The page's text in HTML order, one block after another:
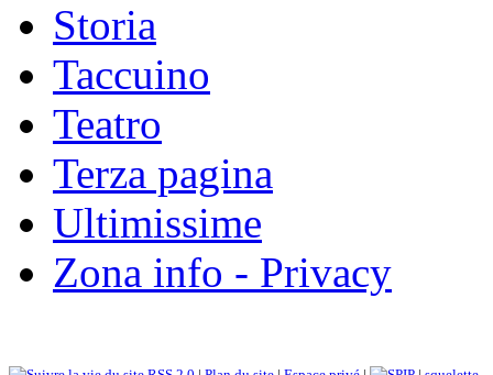
Storia
Taccuino
Teatro
Terza pagina
Ultimissime
Zona info - Privacy